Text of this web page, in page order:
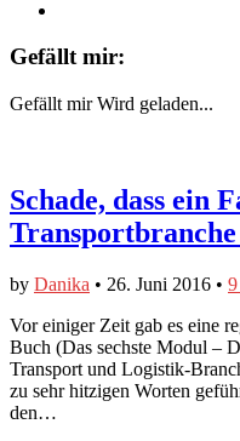
Gefällt mir:
Gefällt mir Wird geladen...
Schade, dass ein
by Danika • 26. Juni 2016 •
Vor einiger Zeit gab es eine
Buch (Das sechste Modul –
Transport und Logistik-
zu sehr hitzigen Worten
den…